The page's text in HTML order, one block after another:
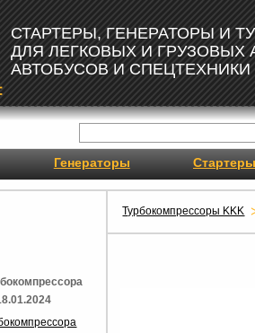
СТАРТЕРЫ, ГЕНЕРАТОРЫ И
ДЛЯ ЛЕГКОВЫХ И ГРУЗОВЫХ
АВТОБУСОВ И СПЕЦТЕХНИКИ
Генераторы Стартеры
Турбокомпрессоры KKK